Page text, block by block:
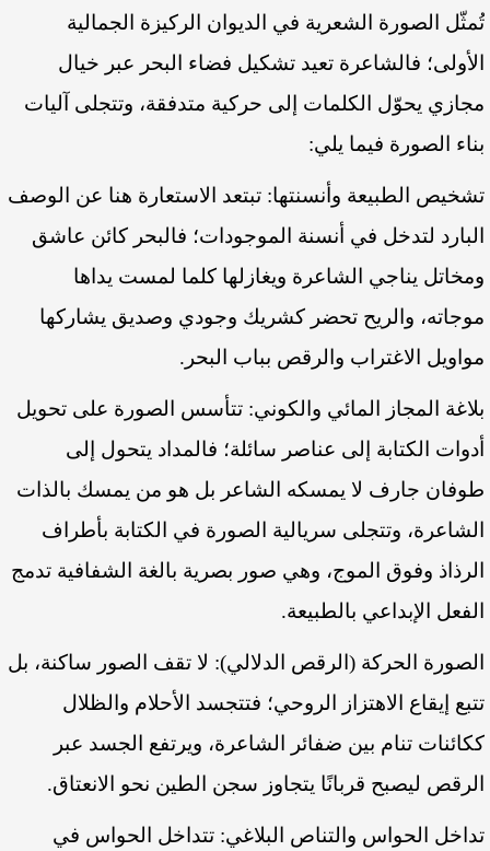
تُمثّل الصورة الشعرية في الديوان الركيزة الجمالية
الأولى؛ فالشاعرة تعيد تشكيل فضاء البحر عبر خيال
مجازي يحوّل الكلمات إلى حركية متدفقة، وتتجلى آليات
بناء الصورة فيما يلي:
تشخيص الطبيعة وأنسنتها: تبتعد الاستعارة هنا عن الوصف
البارد لتدخل في أنسنة الموجودات؛ فالبحر كائن عاشق
ومخاتل يناجي الشاعرة ويغازلها كلما لمست يداها
موجاته، والريح تحضر كشريك وجودي وصديق يشاركها
مواويل الاغتراب والرقص بباب البحر.
بلاغة المجاز المائي والكوني: تتأسس الصورة على تحويل
أدوات الكتابة إلى عناصر سائلة؛ فالمداد يتحول إلى
طوفان جارف لا يمسكه الشاعر بل هو من يمسك بالذات
الشاعرة، وتتجلى سريالية الصورة في الكتابة بأطراف
الرذاذ وفوق الموج، وهي صور بصرية بالغة الشفافية تدمج
الفعل الإبداعي بالطبيعة.
الصورة الحركة (الرقص الدلالي): لا تقف الصور ساكنة، بل
تتبع إيقاع الاهتزاز الروحي؛ فتتجسد الأحلام والظلال
ككائنات تنام بين ضفائر الشاعرة، ويرتفع الجسد عبر
الرقص ليصبح قربانًا يتجاوز سجن الطين نحو الانعتاق.
تداخل الحواس والتناص البلاغي: تتداخل الحواس في